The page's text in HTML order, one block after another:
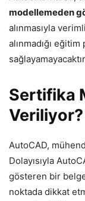
modellemeden
alınmasıyla
alınmadığı
Sertifika
Veriliyor?
AutoCAD,
Dolayısıyla
gösteren bir
noktada dikkat